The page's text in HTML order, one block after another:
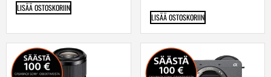
LISÄÄ OSTOSKORIIN
LISÄÄ OSTOSKORIIN